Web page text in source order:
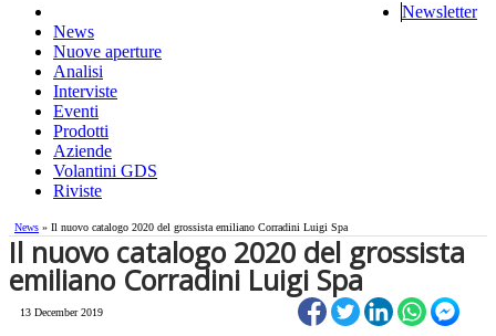
Newsletter
News
Nuove aperture
Analisi
Interviste
Eventi
Prodotti
Aziende
Volantini GDS
Riviste
News » Il nuovo catalogo 2020 del grossista emiliano Corradini Luigi Spa
Il nuovo catalogo 2020 del grossista
emiliano Corradini Luigi Spa
13 December 2019